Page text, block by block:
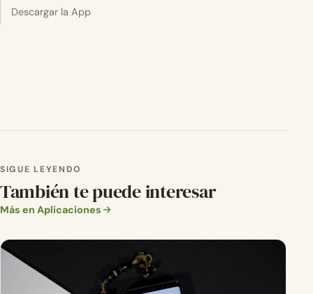
Descargar la App
SIGUE LEYENDO
También te puede interesar
Más en Aplicaciones